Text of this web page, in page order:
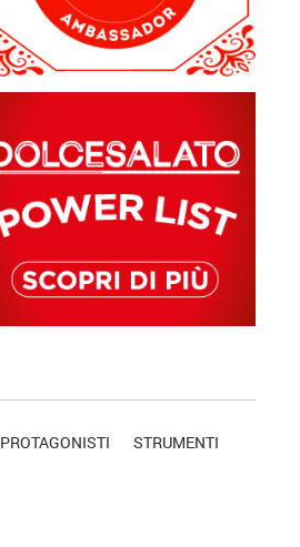
PROTAGONISTI STRUMENTI